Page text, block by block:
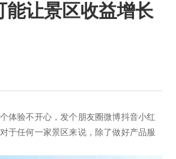
能让景区收益增长
体验不开心，发个朋友圈微博抖音小红
于任何一家景区来说，除了做好产品服